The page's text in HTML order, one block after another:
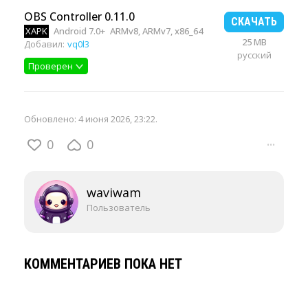
OBS Controller 0.11.0
XAPK Android 7.0+ ARMv8, ARMv7, x86_64
Добавил: vq0l3
Проверен
СКАЧАТЬ
25 MB
русский
Обновлено: 4 июня 2026, 23:22.
0 0 ···
waviwam
Пользователь
КОММЕНТАРИЕВ ПОКА НЕТ